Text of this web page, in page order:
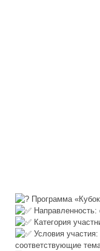
Программа
Категория
Условия
соответствующие